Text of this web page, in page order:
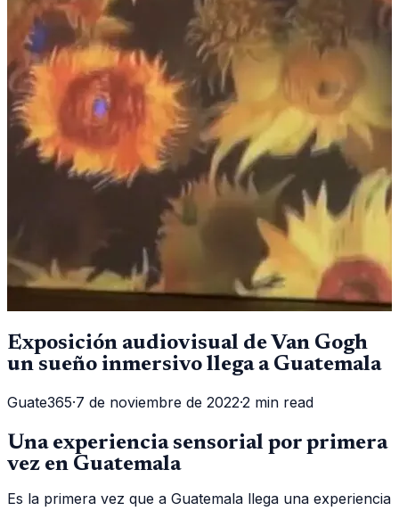
Exposición audiovisual de Van Gogh
un sueño inmersivo llega a Guatemala
Guate365·7 de noviembre de 2022·2 min read
Una experiencia sensorial por primera
vez en Guatemala
Es la primera vez que a Guatemala llega una experiencia